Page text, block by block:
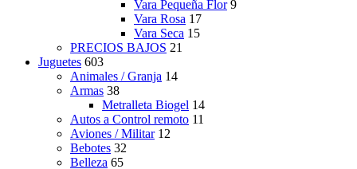
Vara Pequeña Flor 9
Vara Rosa 17
Vara Seca 15
PRECIOS BAJOS 21
Juguetes 603
Animales / Granja 14
Armas 38
Metralleta Biogel 14
Autos a Control remoto 11
Aviones / Militar 12
Bebotes 32
Belleza 65